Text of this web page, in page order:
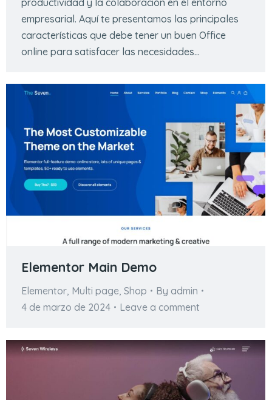
empresarial. Aquí te presentamos las principales
características que debe tener un buen Office
online para satisfacer las necesidades…
Elementor Main Demo
Elementor Multi page Shop By admin
4 de marzo de 2024
Leave a comment